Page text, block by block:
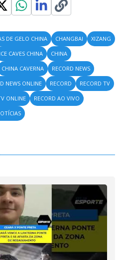
DE GELO CHINA CHANGBAI
XIZANG
ICE CAVES CHINA
CHINA
CHINA CAVERNA
RECORD NEWS
NEWS ONLINE RECORD
RECORD TV
ONLINE
RECORD AO VIVO